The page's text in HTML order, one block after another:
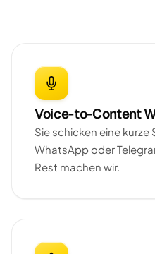
Voice-to-Content
Sie schicken eine
WhatsApp oder
Rest machen wir.